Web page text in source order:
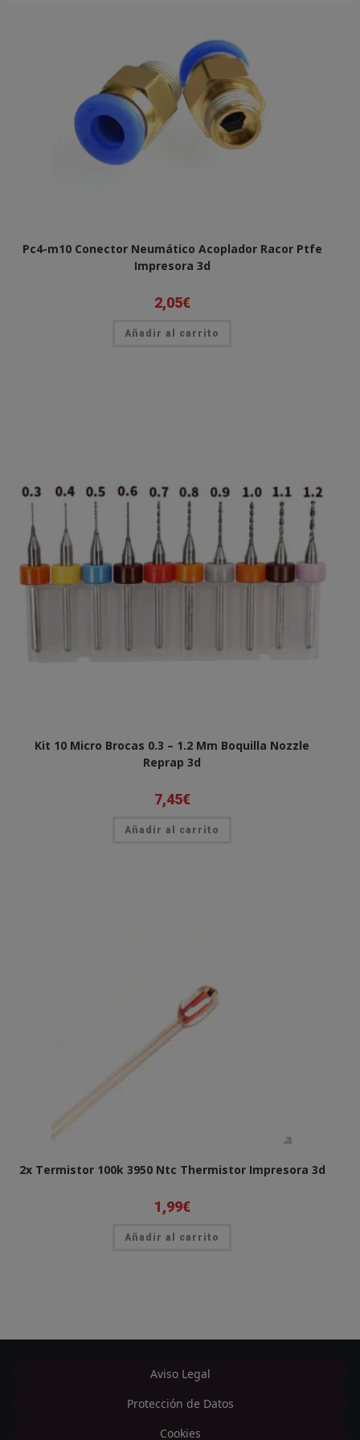
Pc4-m10 Conector Neumático Acoplador Racor Ptfe
Impresora 3d
2,05€
Añadir al carrito
Kit 10 Micro Brocas 0.3 – 1.2 Mm Boquilla Nozzle
Reprap 3d
7,45€
Añadir al carrito
2x Termistor 100k 3950 Ntc Thermistor Impresora 3d
1,99€
Añadir al carrito
Aviso Legal
Protección de Datos
Cookies